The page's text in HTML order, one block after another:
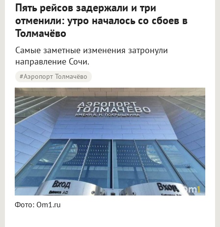
Пять рейсов задержали и три
отменили: утро началось со сбоев в
Толмачёво
Самые заметные изменения затронули
направление Сочи.
#Аэропорт Толмачёво
Фото: Om1.ru